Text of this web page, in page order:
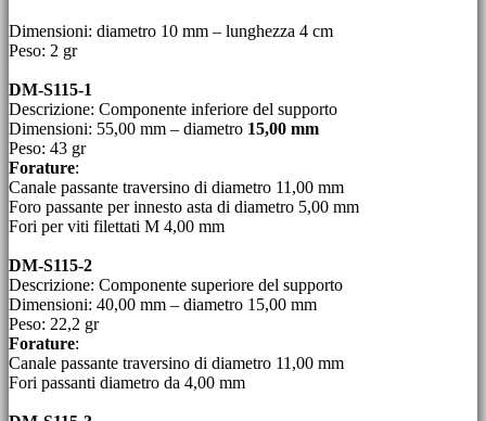
Dimensioni: diametro 10 mm – lunghezza 4 cm
Peso: 2 gr
DM-S115-1
Descrizione: Componente inferiore del supporto
Dimensioni: 55,00 mm – diametro 15,00 mm
Peso: 43 gr
Forature:
Canale passante traversino di diametro 11,00 mm
Foro passante per innesto asta di diametro 5,00 mm
Fori per viti filettati M 4,00 mm
DM-S115-2
Descrizione: Componente superiore del supporto
Dimensioni: 40,00 mm – diametro 15,00 mm
Peso: 22,2 gr
Forature:
Canale passante traversino di diametro 11,00 mm
Fori passanti diametro da 4,00 mm